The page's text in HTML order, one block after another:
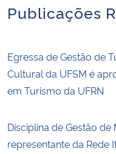
Planalto
Publicações
Egressa de Gestão de
Cultural da UFSM é
em Turismo da UFRN
Disciplina de Gestão
representante da Rede